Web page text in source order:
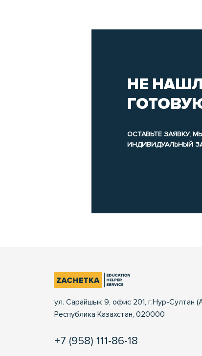
НЕ
ОСТАВЬТЕ ЗАЯВКУ,
ИНДИВИДУАЛЬНЫЙ
ул. Сарайшык 9, офис 201, г.Нур-Султан
Республика Казахстан, 020000
+7 (958) 111-86-18